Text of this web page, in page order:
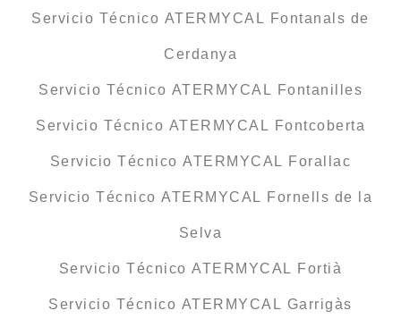
Servicio Técnico ATERMYCAL Fontanals de
Cerdanya
Servicio Técnico ATERMYCAL Fontanilles
Servicio Técnico ATERMYCAL Fontcoberta
Servicio Técnico ATERMYCAL Forallac
Servicio Técnico ATERMYCAL Fornells de la
Selva
Servicio Técnico ATERMYCAL Fortià
Servicio Técnico ATERMYCAL Garrigàs